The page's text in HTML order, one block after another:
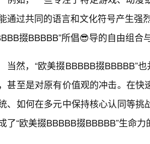
通过共同的语言和文化符号产生强
掇BBBBB”所倡😎导的自由组合
当然，“欧美掇BBBBB掇BBBBB”
甚至是对原有价值观的冲击。在
、如何在多元中保持核心认同等
了“欧美掇BBBBB掇BBBBB”生命